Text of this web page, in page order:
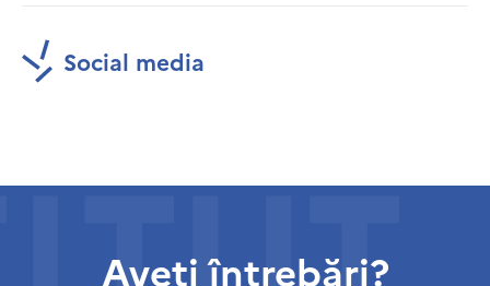
Social media
Aveți întrebări?